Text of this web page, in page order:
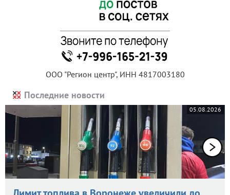
ООО "Регион центр", ИНН 4817003180
Последние новости
05.08.2026